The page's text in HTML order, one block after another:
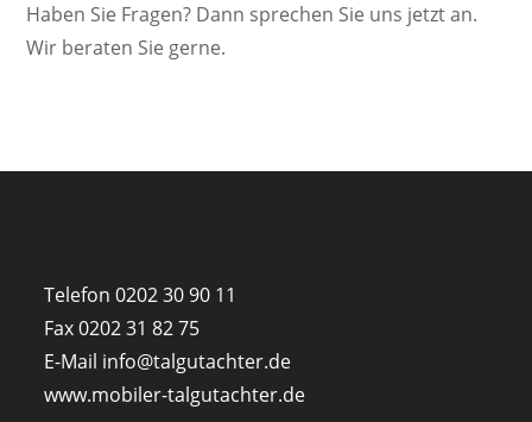
Haben Sie Fragen? Dann sprechen Sie uns jetzt an.
Wir beraten Sie gerne.
Telefon0202 30 90 11
Fax 0202 31 82 75
E-Mail info@talgutachter.de
www.mobiler-talgutachter.de